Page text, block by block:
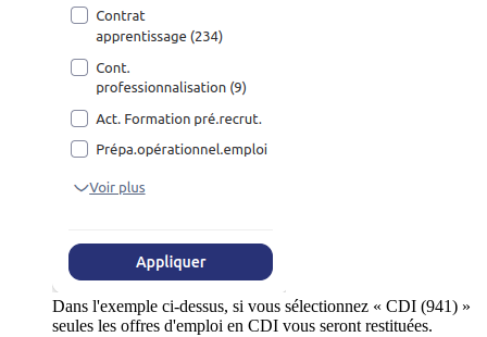
Dans l'exemple ci-dessus, si vous sélectionnez « CDI (941) »
seules les offres d'emploi en CDI vous seront restituées.